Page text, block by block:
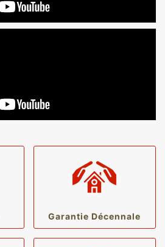
Garantie Décennale